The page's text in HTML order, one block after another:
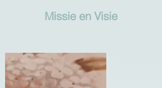
Missie en Visie